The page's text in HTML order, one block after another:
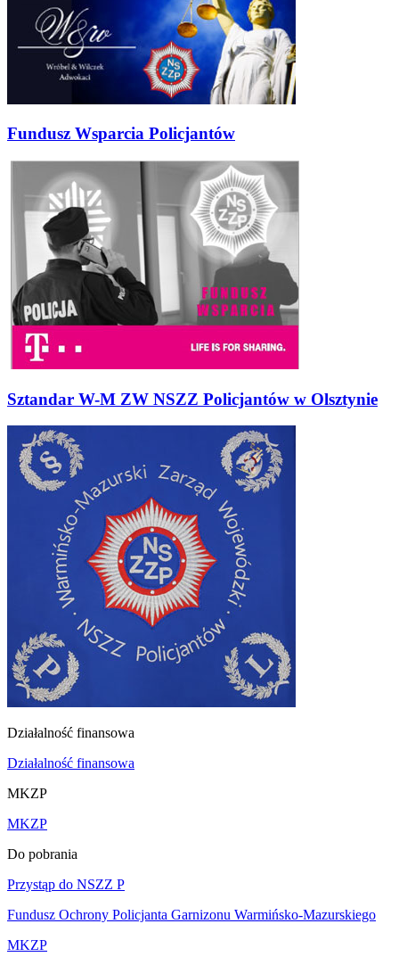
Fundusz Wsparcia Policjantów
Sztandar W-M ZW NSZZ Policjantów w Olsztynie
Działalność finansowa
Działalność finansowa
MKZP
MKZP
Do pobrania
Przystąp do NSZZ P
Fundusz Ochrony Policjanta Garnizonu Warmińsko-Mazurskiego
MKZP